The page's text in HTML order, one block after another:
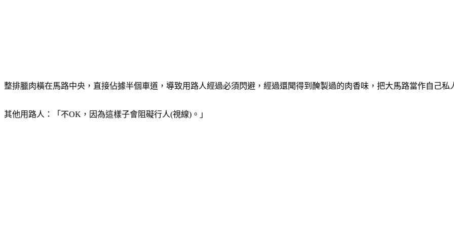
整排臘肉橫在馬路中央，直接佔據半個車道，導致用路人經過必須閃避，經過還聞得到醃製過的肉香味，把大馬路當作自己私
其他用路人：「不OK，因為這樣子會阻礙行人(視線)。」